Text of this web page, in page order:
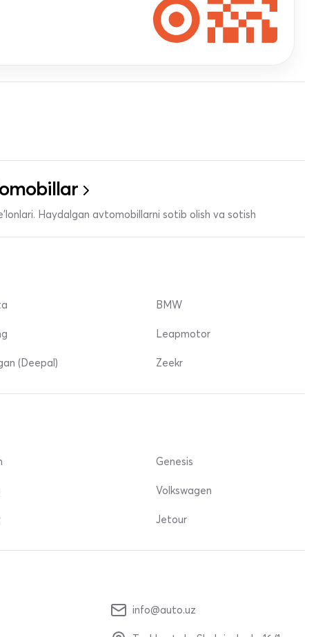
Haydalgan avtomobillarni sotib olish va sotish
(Deepal)
BMW
Leapmotor
Zeekr
Genesis
Volkswagen
Jetour
info@auto.uz